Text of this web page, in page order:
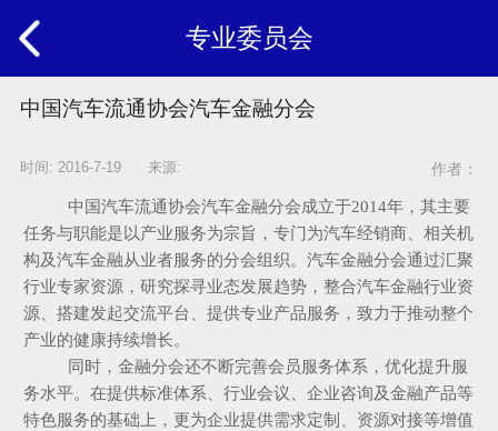
专业委员会
中国汽车流通协会汽车金融分会
时间: 2016-7-19 来源: 作者：
中国汽车流通协会汽车金融分会成立于2014年，其主要
任务与职能是以产业服务为宗旨，专门为汽车经销商、相关机
构及汽车金融从业者服务的分会组织。汽车金融分会通过汇聚
行业专家资源，研究探寻业态发展趋势，整合汽车金融行业资
源、搭建发起交流平台、提供专业产品服务，致力于推动整个
产业的健康持续增长。
同时，金融分会还不断完善会员服务体系，优化提升服
务水平。在提供标准体系、行业会议、企业咨询及金融产品等
特色服务的基础上，更为企业提供需求定制、资源对接等增值